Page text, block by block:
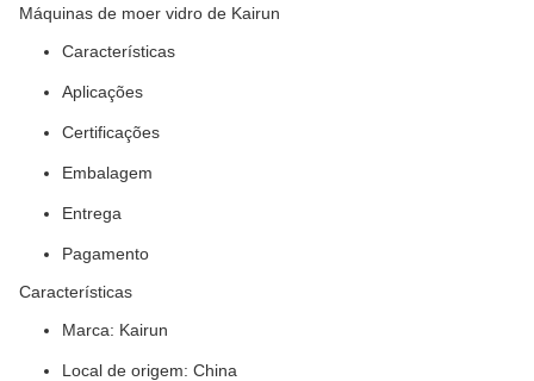
Máquinas de moer vidro de Kairun
Características
Aplicações
Certificações
Embalagem
Entrega
Pagamento
Características
Marca: Kairun
Local de origem: China